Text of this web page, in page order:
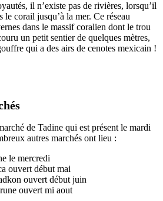
il n’existe pas de rivières, lorsqu’il
le corail jusqu’à la mer. Ce réseau
dans le massif coralien dont le trou
un petit sentier de quelques mètres,
qui a des airs de cenotes mexicain !
de Tadine qui est présent le mardi
autres marchés ont lieu :
le mercredi
ouvert début mai
ouvert début juin
ouvert mi aout